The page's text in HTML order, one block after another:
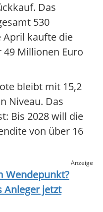
Das
530
April kaufte die
Millionen Euro
bleibt mit 15,2
Niveau. Das
Bis 2028 will die
von über 16
Anzeige
Wendepunkt?
Anleger jetzt